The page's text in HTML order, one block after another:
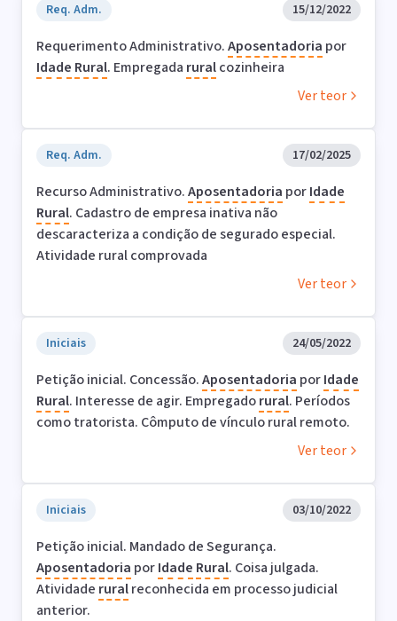
Req. Adm. 15/12/2022
Requerimento Administrativo.Aposentadoria por
Idade Rural. Empregada ruralcozinheira
Ver teor
Req. Adm. 17/02/2025
Recurso Administrativo.Aposentadoria porIdade
Rural. Cadastro de empresa inativa não
descaracteriza a condição de segurado especial.
Atividade rural comprovada
Ver teor
Iniciais 24/05/2022
Petição inicial. Concessão.Aposentadoria porIdade
Rural. Interesse de agir. Empregadorural. Períodos
como tratorista. Cômputo de vínculo rural remoto.
Ver teor
Iniciais 03/10/2022
Petição inicial. Mandado de Segurança.
Aposentadoria porIdade Rural. Coisa julgada.
Atividade ruralreconhecida em processo judicial
anterior.